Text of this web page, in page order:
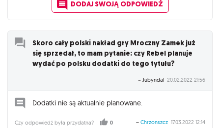
DODAJ SWOJĄ ODPOWIEDŹ
Skoro cały polski nakład gry Mroczny Zamek już
się sprzedał, to mam pytanie: czy Rebel planuje
wydać po polsku dodatki do tego tytułu?
~ Jubyndal 20.02.2022 21:56
Dodatki nie są aktualnie planowane.
Czy odpowiedź była przydatna? 0 ~ Chrzonszcz 17.03.2022 12:14